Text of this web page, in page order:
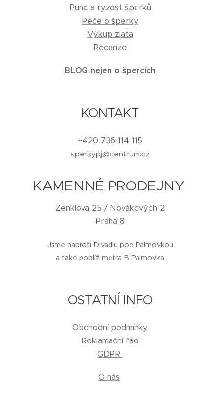
Punc a ryzost šperků
Péče o šperky
Výkup zlata
Recenze
BLOG nejen o špercích
KONTAKT
+420 736 114 115
sperkypj@centrum.cz
KAMENNÉ PRODEJNY
Zenklova 25 / Novákových 2
Praha 8
Jsme naproti Divadlu pod Palmovkou
a také poblíž metra B Palmovka
OSTATNÍ INFO
Obchodní podmínky
Reklamační řád
GDPR
O nás